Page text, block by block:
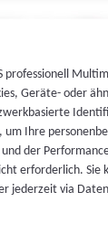
professionell
Geräte- oder
Ihre
der
erforderlich. Sie
jederzeit via